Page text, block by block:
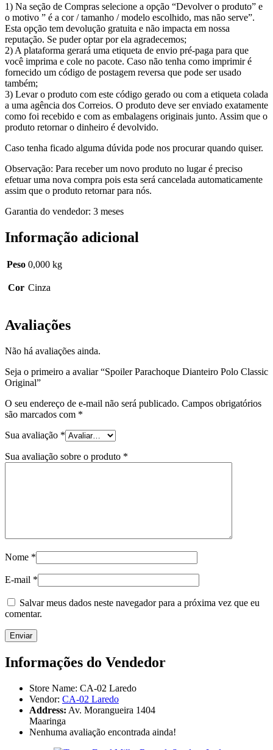
1) Na seção de Compras selecione a opção “Devolver o produto” e
o motivo ” é a cor / tamanho / modelo escolhido, mas não serve”.
Esta opção tem devolução gratuita e não impacta em nossa
reputação. Se puder optar por ela agradecemos;
2) A plataforma gerará uma etiqueta de envio pré-paga para que
você imprima e cole no pacote. Caso não tenha como imprimir é
fornecido um código de postagem reversa que pode ser usado
também;
3) Levar o produto com este código gerado ou com a etiqueta colada
a uma agência dos Correios. O produto deve ser enviado exatamente
como foi recebido e com as embalagens originais junto. Assim que o
produto retornar o dinheiro é devolvido.
Caso tenha ficado alguma dúvida pode nos procurar quando quiser.
Observação: Para receber um novo produto no lugar é preciso
efetuar uma nova compra pois esta será cancelada automaticamente
assim que o produto retornar para nós.
Garantia do vendedor: 3 meses
Informação adicional
Peso 0,000 kg
Cor Cinza
Avaliações
Não há avaliações ainda.
Seja o primeiro a avaliar “Spoiler Parachoque Dianteiro Polo Classic
Original”
O seu endereço de e-mail não será publicado. Campos obrigatórios
são marcados com *
Sua avaliação *
Sua avaliação sobre o produto *
Nome *
E-mail *
Salvar meus dados neste navegador para a próxima vez que eu
comentar.
Informações do Vendedor
Store Name: CA-02 Laredo
Vendor: CA-02 Laredo
Address: Av. Morangueira 1404
Maaringa
Nenhuma avaliação encontrada ainda!